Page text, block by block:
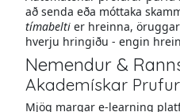
að senda eða móttaka
tímabeltier hreinna,
hverju hringiðu - engin
Nemendur &
Akademískar Prufur
Mjög margar e-learning